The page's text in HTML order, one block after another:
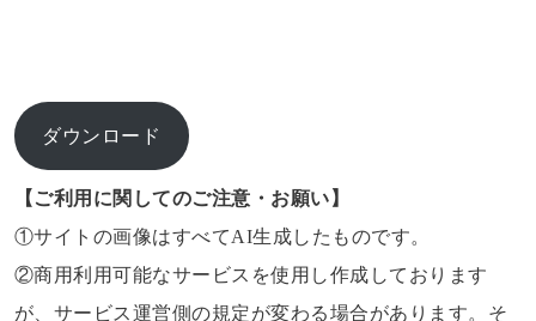
ダウンロード
【ご利用に関してのご注意・お願い】
①サイトの画像はすべてAI生成したものです。
②商用利用可能なサービスを使用し作成しております
が、サービス運営側の規定が変わる場合があります。そ